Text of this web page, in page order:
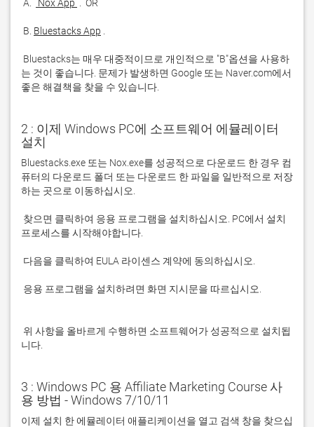
A. Nox App
B. Bluestacks App
는 것이 좋습니다. 문제가 발생하면 Google 또는 Naver.com에서
좋은 해결책을 찾을 수 있습니다.
2 : 이제 Windows PC에 소프트웨어 에뮬레이터
설치
Bluestacks.exe 또는 Nox.exe를 성공적으로 다운로드 한 경우 컴
퓨터의 다운로드 폴더 또는 다운로드 한 파일을 일반적으로 저장
니다.
3 : Windows PC 용 Affiliate Marketing Course 사
용 방법 - Windows 7/10/11
이제 설치 한 에뮬레이터 애플리케이션을 열고 검색 창을 찾으십